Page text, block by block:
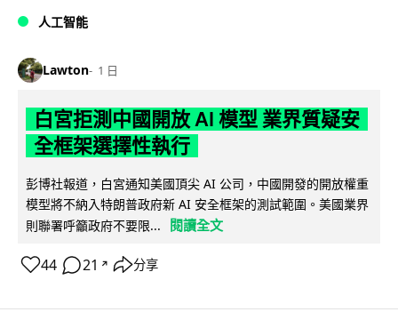
人工智能
Lawton 1 日
白宮拒測中國開放 AI 模型 業界質疑安
全框架選擇性執行
彭博社報道，白宮通知美國頂尖 AI 公司，中國開發的開放權重
模型將不納入特朗普政府新 AI 安全框架的測試範圍。美國業界
則聯署呼籲政府不要限...
閱讀全文
44 21 ↗ 分享